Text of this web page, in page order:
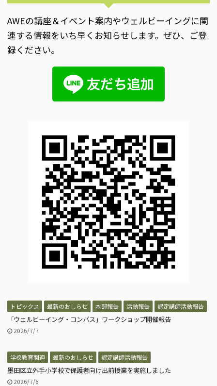
AWEの講座＆イベント案内やウェルビーイングに関
連する情報をいち早くお知らせします。ぜひ、ご登
録ください。
トピックス 最新のおしらせ 本部報告 活動報告 認定講師活動報告
「ウェルビーイング・コンパス」ワークショップ開催報告
2026/7/7
学校教育関連 最新のおしらせ 認定講師活動報告
墨田区立外手小学校で保護者向け出前授業を実施しました
2026/7/6